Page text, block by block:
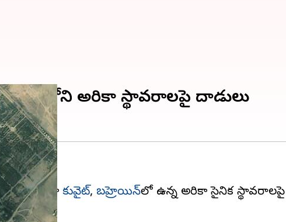
అమెరికా స్థావరాలపై దాడులు
కువైట్, బహ్రెయిన్‌లో ఉన్న అమెరికా సైనిక